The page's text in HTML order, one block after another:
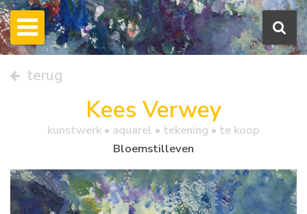
terug
Kees Verwey
kunstwerk • aquarel • tekening • te koop
Bloemstilleven